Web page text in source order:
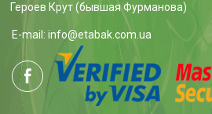
Героев Крут (бывшая Фурманова)
E-mail: info@etabak.com.ua